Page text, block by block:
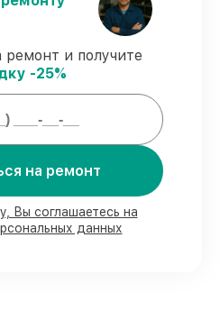
для роботов-
предоставляется
ремонту исполняются с
владельца
имеются в наличии
остальные
и получите
-25%
на ремонт
Вы соглашаетесь на
данных